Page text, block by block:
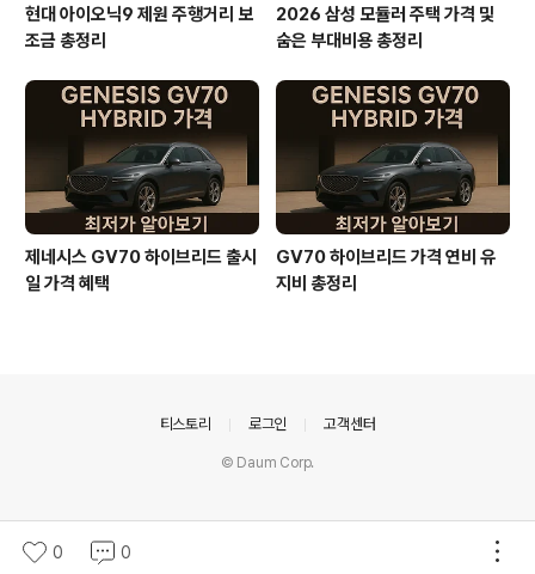
현대 아이오닉9 제원 주행거리 보
조금 총정리
2026 삼성 모듈러 주택 가격 및
숨은 부대비용 총정리
제네시스 GV70 하이브리드 출시
일 가격 혜택
GV70 하이브리드 가격 연비 유
지비 총정리
0 0
티스토리 로그인 고객센터
© Daum Corp.